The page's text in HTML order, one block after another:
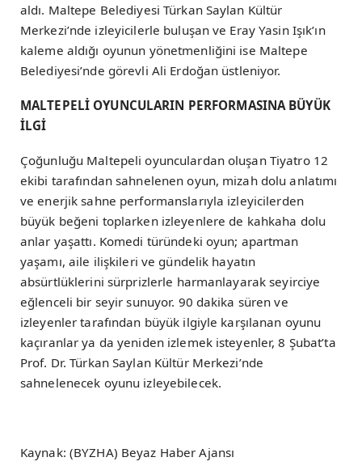
aldı. Maltepe Belediyesi Türkan Saylan Kültür
Merkezi’nde izleyicilerle buluşan ve Eray Yasin Işık’ın
kaleme aldığı oyunun yönetmenliğini ise Maltepe
Belediyesi’nde görevli Ali Erdoğan üstleniyor.
MALTEPELİ OYUNCULARIN PERFORMASINA BÜYÜK
İLGİ
Çoğunluğu Maltepeli oyunculardan oluşan Tiyatro 12
ekibi tarafından sahnelenen oyun, mizah dolu anlatımı
ve enerjik sahne performanslarıyla izleyicilerden
büyük beğeni toplarken izleyenlere de kahkaha dolu
anlar yaşattı. Komedi türündeki oyun; apartman
yaşamı, aile ilişkileri ve gündelik hayatın
absürtlüklerini sürprizlerle harmanlayarak seyirciye
eğlenceli bir seyir sunuyor. 90 dakika süren ve
izleyenler tarafından büyük ilgiyle karşılanan oyunu
kaçıranlar ya da yeniden izlemek isteyenler, 8 Şubat’ta
Prof. Dr. Türkan Saylan Kültür Merkezi’nde
sahnelenecek oyunu izleyebilecek.
Kaynak: (BYZHA) Beyaz Haber Ajansı